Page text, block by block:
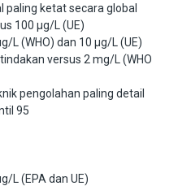
paling ketat secara global
100 μg/L (UE)
L (WHO) dan 10 μg/L (UE)
versus 2 mg/L (WHO
pengolahan paling detail
95
L (EPA dan UE)